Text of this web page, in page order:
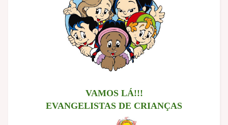
VAMOS LÁ!!!
EVANGELISTAS DE CRIANÇAS